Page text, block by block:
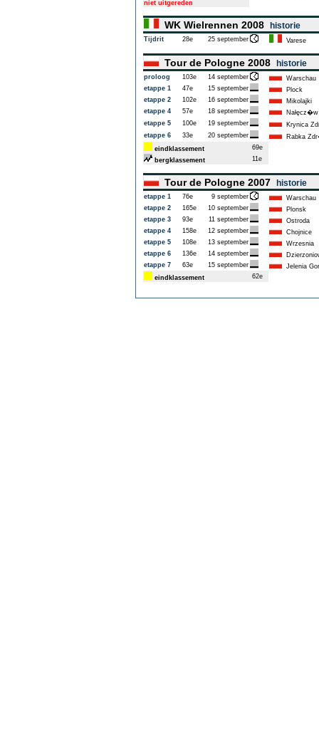
niet uitgereden
WK Wielrennen 2008 historie
Tijdrit 28e 25 september Varese
Tour de Pologne 2008 historie
proloog 103e 14 september
Warschau
etappe 1
47e 15 september
Plock
etappe 2
102e 16 september
Mikolajki
etappe 4
57e 18 september
Nałęcz�w
etappe 5
100e 19 september
Krynica
etappe 6
33e 20 september
Rabka
eindklassement
69e
bergklassement
11e
Tour de Pologne 2007 historie
etappe 1 76e 9 september
Warschau
etappe 2
165e 10 september
Plonsk
etappe 3
93e 11 september
Ostroda
etappe 4
158e 12 september
Chojnice
etappe 5
108e 13 september
Wrzesnia
etappe 6
136e 14 september
etappe 7
63e 15 september
Jelenia
eindklassement
62e